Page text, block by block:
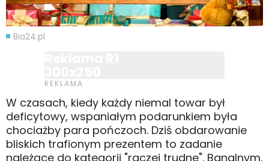
Bia24.pl
W czasach, kiedy każdy niemal towar był
deficytowy, wspaniałym podarunkiem była
chociażby para pończoch. Dziś obdarowanie
bliskich trafionym prezentem to zadanie
należące do kategorii "raczej trudne". Banalnym,